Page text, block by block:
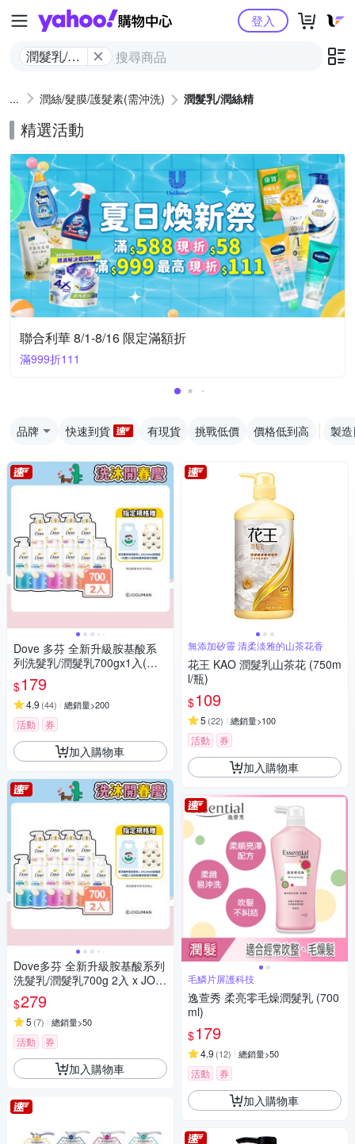
Yahoo購物中心
潤髮乳/潤
登入
潤絲/髮膜/護髮素(需沖洗) 潤髮乳/潤絲精
精選活動
聯合利華 8/1-8/16 限定滿額折
滿999折111
品牌 快速到貨 有現貨 挑戰低價 價格低到高 製
Dove 多芬 全新升級胺基酸系
列洗髮乳/潤髮乳700gx1入(多
款任選)
$179
4.9 (44) 總銷量>200
活動 券
加入購物車
Dove多芬 全新升級胺基酸系列
洗髮乳/潤髮乳700g 2入 x JOG
UMAN提袋 超值組
$279
5 (7) 總銷量>50
活動 券
加入購物車
無添加矽靈 清柔淡雅的山茶花香
花王 KAO 潤髮乳山茶花 (750m
l/瓶)
$109
5 (22) 總銷量>100
活動 券
加入購物車
毛鱗片屏護科技
逸萱秀 柔亮零毛燥潤髮乳 (700
ml)
$179
4.9 (12) 總銷量>50
活動 券
加入購物車